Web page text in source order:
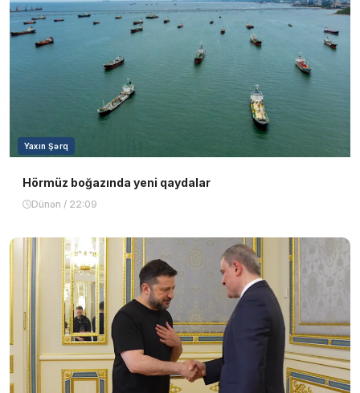
Yaxın Şərq
Hörmüz boğazında yeni qaydalar
Dünən / 22:09